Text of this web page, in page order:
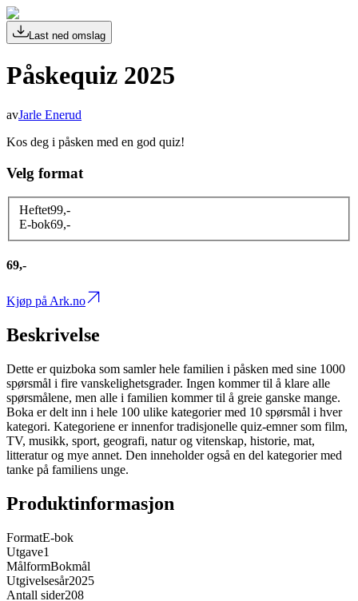
Last ned omslag
Påskequiz 2025
avJarle Enerud
Kos deg i påsken med en god quiz!
Velg format
Heftet99,-
E-bok69,-
69,-
Kjøp på Ark.no
Beskrivelse
Dette er quizboka som samler hele familien i påsken med sine 1000
spørsmål i fire vanskelighetsgrader. Ingen kommer til å klare alle
spørsmålene, men alle i familien kommer til å greie ganske mange.
Boka er delt inn i hele 100 ulike kategorier med 10 spørsmål i hver
kategori. Kategoriene er innenfor tradisjonelle quiz-emner som film,
TV, musikk, sport, geografi, natur og vitenskap, historie, mat,
litteratur og mye annet. Den inneholder også en del kategorier med
tanke på familiens unge.
Produktinformasjon
FormatE-bok
Utgave1
MålformBokmål
Utgivelsesår2025
Antall sider208